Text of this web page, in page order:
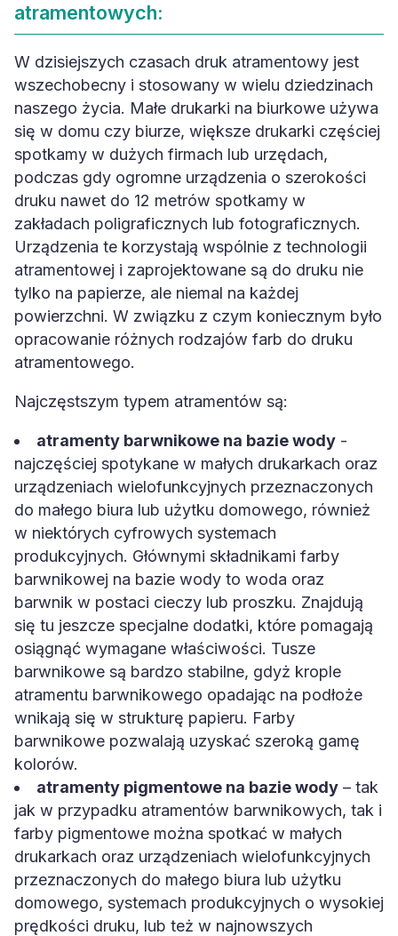
atramentowych:
W dzisiejszych czasach druk atramentowy jest
wszechobecny i stosowany w wielu dziedzinach
naszego życia. Małe drukarki na biurkowe używa
się w domu czy biurze, większe drukarki częściej
spotkamy w dużych firmach lub urzędach,
podczas gdy ogromne urządzenia o szerokości
druku nawet do 12 metrów spotkamy w
zakładach poligraficznych lub fotograficznych.
Urządzenia te korzystają wspólnie z technologii
atramentowej i zaprojektowane są do druku nie
tylko na papierze, ale niemal na każdej
powierzchni. W związku z czym koniecznym było
opracowanie różnych rodzajów farb do druku
atramentowego.
Najczęstszym typem atramentów są:
atramenty barwnikowe na bazie wody -
najczęściej spotykane w małych drukarkach oraz
urządzeniach wielofunkcyjnych przeznaczonych
do małego biura lub użytku domowego, również
w niektórych cyfrowych systemach
produkcyjnych. Głównymi składnikami farby
barwnikowej na bazie wody to woda oraz
barwnik w postaci cieczy lub proszku. Znajdują
się tu jeszcze specjalne dodatki, które pomagają
osiągnąć wymagane właściwości. Tusze
barwnikowe są bardzo stabilne, gdyż krople
atramentu barwnikowego opadając na podłoże
wnikają się w strukturę papieru. Farby
barwnikowe pozwalają uzyskać szeroką gamę
kolorów.
atramenty pigmentowe na bazie wody – tak
jak w przypadku atramentów barwnikowych, tak i
farby pigmentowe można spotkać w małych
drukarkach oraz urządzeniach wielofunkcyjnych
przeznaczonych do małego biura lub użytku
domowego, systemach produkcyjnych o wysokiej
prędkości druku, lub też w najnowszych